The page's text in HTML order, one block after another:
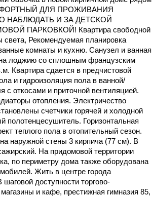
ДЛЯ ПРОЖИВАНИЯ
НАБЛЮДАТЬ И ЗА ДЕТСКОЙ
ПАРКОВКОЙ! Квартира свободной
света, Рекомендуемая планировка
комнаты и кухню. Санузел и ванная
лоджию со сплошным французским
Квартира сдается в предчистовой
и гидроизоляция пола в ванной/
откосами и приточной вентиляцией.
отопления. Электричество
счетчики горячей и холодной
полотенцесушитель. Горизонтальная
теплого пола в отопительный сезон.
наружной стены 3 кирпича (77 см). В
На придомовой территории
по периметру дома также оборудована
Жить в центре города
доступности торгово-
и кафе, престижная гимназия 85,